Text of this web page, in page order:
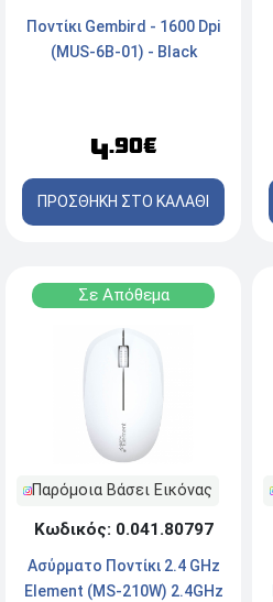
Ποντίκι Gembird - 1600 Dpi
(MUS-6B-01) - Black
4.90€
ΠΡΟΣΘΗΚΗ ΣΤΟ ΚΑΛΑΘΙ
Σε Απόθεμα
Παρόμοια Βάσει Εικόνας
Κωδικός: 0.041.80797
Ασύρματο Ποντίκι 2.4 GHz
Element (MS-210W) 2.4GHz